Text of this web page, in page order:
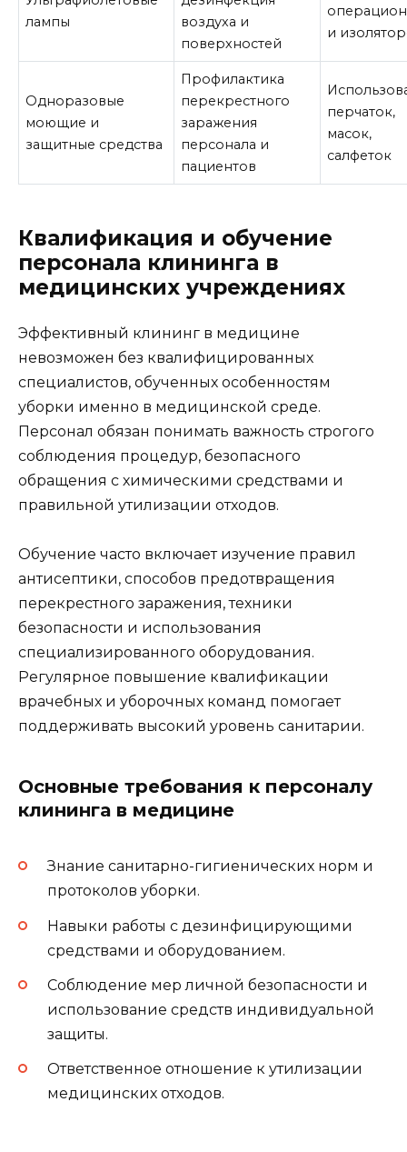
лампы
воздуха и
поверхностей
и
Одноразовые
моющие и
защитные средства
Профилактика
перекрестного
заражения
персонала и
пациентов
перчаток,
масок,
салфеток
Квалификация и обучение
персонала клининга в
медицинских учреждениях
Эффективный клининг в медицине
невозможен без квалифицированных
специалистов, обученных особенностям
уборки именно в медицинской среде.
Персонал обязан понимать важность строгого
соблюдения процедур, безопасного
обращения с химическими средствами и
правильной утилизации отходов.
Обучение часто включает изучение правил
антисептики, способов предотвращения
перекрестного заражения, техники
безопасности и использования
специализированного оборудования.
Регулярное повышение квалификации
врачебных и уборочных команд помогает
поддерживать высокий уровень санитарии.
Основные требования к персоналу
клининга в медицине
Знание санитарно-гигиенических норм и
протоколов уборки.
Навыки работы с дезинфицирующими
средствами и оборудованием.
Соблюдение мер личной безопасности и
использование средств индивидуальной
защиты.
Ответственное отношение к утилизации
медицинских отходов.